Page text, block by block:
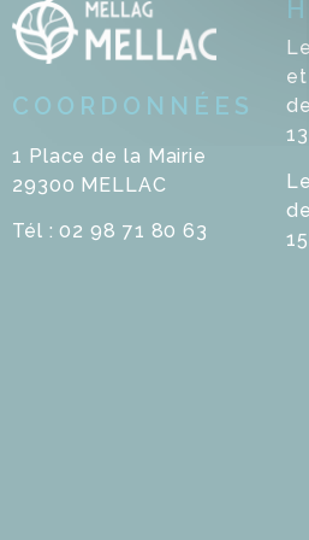
COORDONNÉES
1 Place de la Mairie
29300 MELLAC
Tél : 02 98 71 80 63